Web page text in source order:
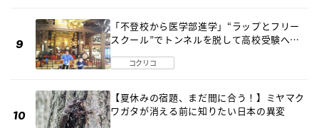
「不登校から医学部進学」“ラップとフリー
スクール”でトンネルを脱して高校受験へ
コクリコ
【夏休みの宿題、まだ間に合う！】ミヤマク
ワガタが消える前に知りたい日本の異変